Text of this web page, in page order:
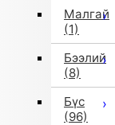
Малгай
(1)
Бээлий
(8)
Бүс
(96)